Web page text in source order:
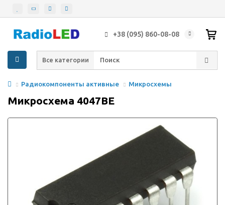
+38 (095) 860-08-08
Все категории
Радиокомпоненты активные Микросхемы
Микросхема 4047BE